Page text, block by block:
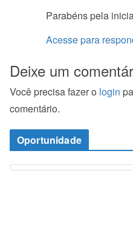
Parabéns pela
Acesse para
Deixe um
Você precisa fazer o login
comentário.
Oportunidade